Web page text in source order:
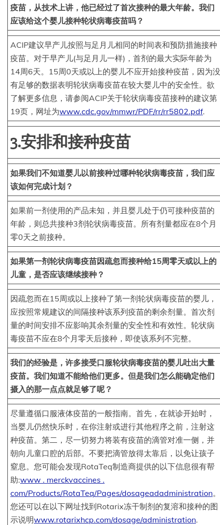
疫苗，从技术上讲，他已经过了首次接种的最大年龄。我们
应该给这个婴儿接种轮状病毒疫苗吗？
ACIP建议早产儿按照与足月儿相同的时间表和预防措施接种
疫苗。对于早产儿(与足月儿一样)，首剂的最大实际年龄为
14周6天。15周0天或以上的婴儿不应开始接种疫苗，因为没
有足够的数据表明轮状病毒疫苗在较大婴儿中的安全性。欲
了解更多信息，请参阅ACIP关于轮状病毒疫苗接种的建议第
19页，网址为www.cdc.gov/mmwr/PDF/rr/rr5802.pdf.
3.安排和接种疫苗
如果我们不知道婴儿以前接种过哪种轮状病毒疫苗，我们应
该如何完成计划？
如果前一剂使用的产品未知，并且婴儿处于仍可接种疫苗的
年龄，则总共接种3剂轮状病毒疫苗。所有剂量都应在8个月
零0天之前接种。
如果第一剂轮状病毒疫苗因疏忽而接种给15周零天或以上的
儿童，是否应该继续接种？
因疏忽而在15周或以上接种了第一剂轮状病毒疫苗的婴儿，
应按照常规建议的间隔接种该系列疫苗的剩余剂量。首次剂
量的时间安排不应影响其余剂量的安全性和有效性。轮状病
毒疫苗不应在8个月零天后接种，即使该系列不完整。
我们的经验是，许多接受口服轮状病毒疫苗的婴儿吐出大量
疫苗。我们知道不能给他们更多。但是我们怎么能确定他们
摄入的那一点点就足够了呢？
尽量遵循口服液体疫苗的一般指南。首先，在就诊开始时，
当婴儿仍然快乐时，在你注射或进行其他程序之前，注射这
种疫苗。第二，尽一切努力将装有疫苗的滴管对准一侧，并
朝向儿童口腔的后部。不要把滴管放得太靠后，以免让孩子
窒息。您可能会发现RotaTeq制造商提供的以下信息很有帮
助:www . merckvaccines .
com/Products/RotaTeq/Pages/dosageadadministration。
您还可以在以下网址找到Rotarix冻干制剂的复溶和接种的图
示说明www.rotarixhcp.com/dosage/administration.